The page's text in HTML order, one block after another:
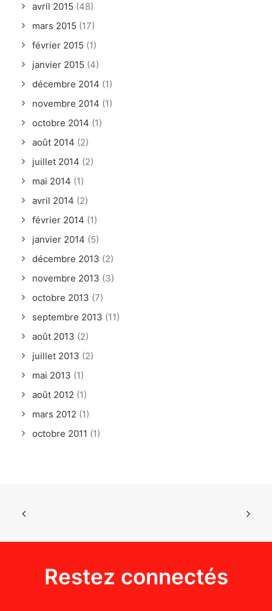
avril 2015 (48)
mars 2015 (17)
février 2015 (1)
janvier 2015 (4)
décembre 2014 (1)
novembre 2014 (1)
octobre 2014 (1)
août 2014 (2)
juillet 2014 (2)
mai 2014 (1)
avril 2014 (2)
février 2014 (1)
janvier 2014 (5)
décembre 2013 (2)
novembre 2013 (3)
octobre 2013 (7)
septembre 2013 (11)
août 2013 (2)
juillet 2013 (2)
mai 2013 (1)
août 2012 (1)
mars 2012 (1)
octobre 2011 (1)
Restez connectés